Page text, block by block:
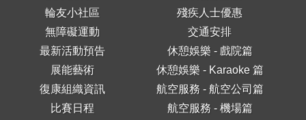
輪友小社區
無障礙運動
最新活動預告
展能藝術
復康組織資訊
比賽日程
殘疾人士優惠
交通安排
休憩娛樂 - 戲院篇
休憩娛樂 - Karaoke 篇
航空服務 - 航空公司篇
航空服務 - 機場篇